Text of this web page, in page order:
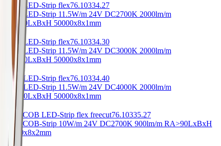
Doka LED-Strip flex76.10334.27
Doka LED-Strip 11.5W/m 24V DC2700K 2000lm/m
RA>90LxBxH 50000x8x1mm
Doka LED-Strip flex76.10334.30
Doka LED-Strip 11.5W/m 24V DC3000K 2000lm/m
RA>90LxBxH 50000x8x1mm
Doka LED-Strip flex76.10334.40
Doka LED-Strip 11.5W/m 24V DC4000K 2000lm/m
RA>90LxBxH 50000x8x1mm
Libre COB LED-Strip flex freecut76.10335.27
Libre COB-Strip 10W/m 24V DC2700K 900lm/m RA>90LxBxH
50000x8x2mm